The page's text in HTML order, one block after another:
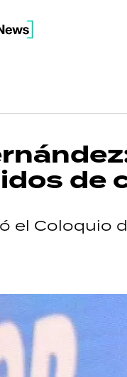
de
el Coloquio